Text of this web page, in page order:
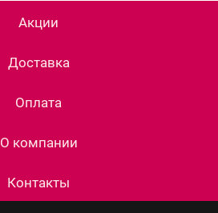
Акции
Доставка
Оплата
О компании
Контакты